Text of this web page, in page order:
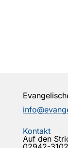
Kontakt
Auf den